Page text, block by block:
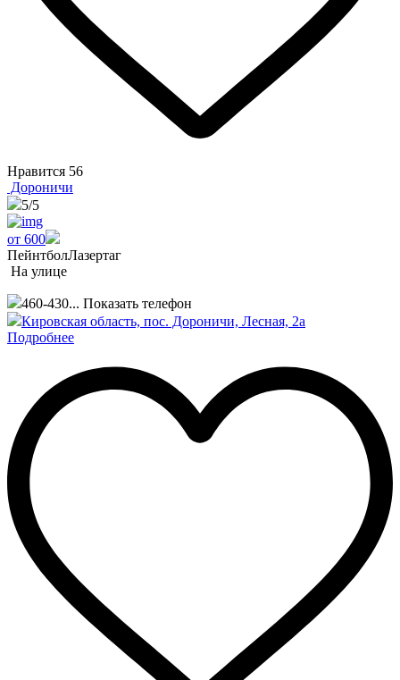
Нравится 56
Дороничи
5/5
от 600
ПейнтболЛазертаг
На улице
460-430... Показать телефон
Кировская область, пос. Дороничи, Лесная, 2а
Подробнее